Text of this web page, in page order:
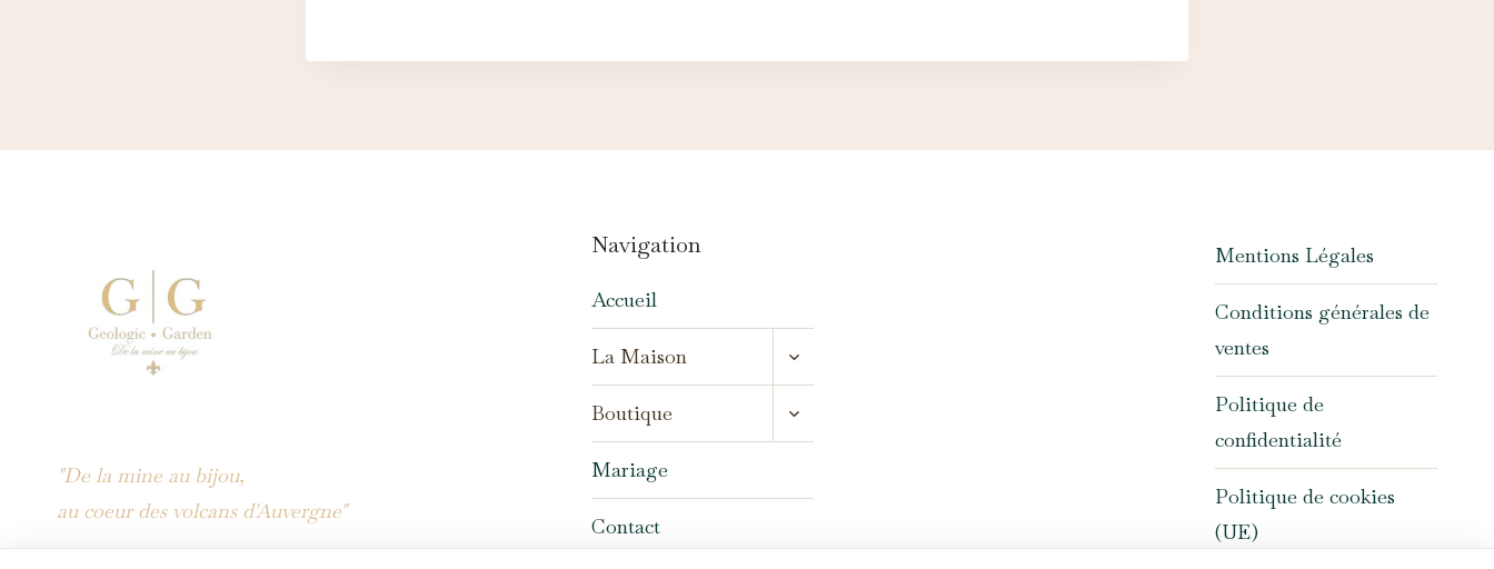
"De la mine au bijou,
au coeur des volcans d'Auvergne"
Navigation
Accueil
La Maison
MENU
ENFANT
Boutique
MENU
Mariage
Contact
Mentions Légales
Conditions générales de
ventes
Politique de
confidentialité
Politique de cookies
(UE)